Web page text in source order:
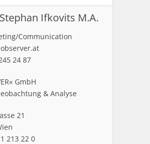
Ifkovits M.A.
Communication
24 87
GmbH
& Analyse
21
213 22 0